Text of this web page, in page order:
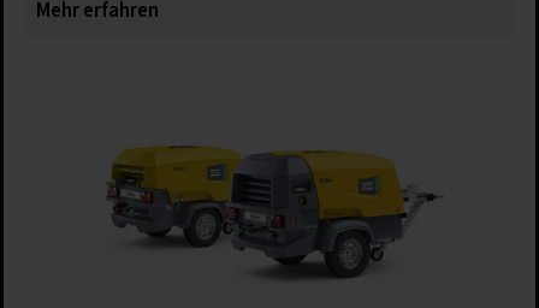
Mehr erfahren